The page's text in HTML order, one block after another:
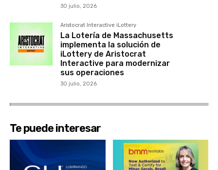
30 julio, 2026
Aristocrat Interactive iLottery
La Lotería de Massachusetts
implementa la solución de
iLottery de Aristocrat
Interactive para modernizar
sus operaciones
30 julio, 2026
Te puede interesar